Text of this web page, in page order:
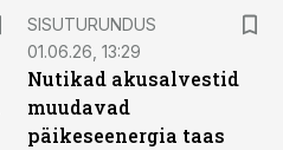
SISUTURUNDUS
01.06.26, 13:29
Nutikad akusalvestid
muudavad
päikeseenergia taas